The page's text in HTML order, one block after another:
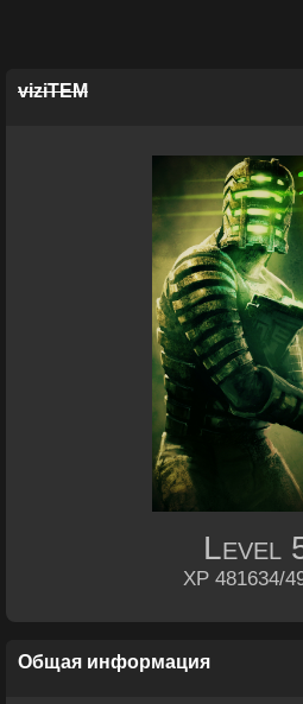
viziTEM
Level
XP 481634/
Общая информация